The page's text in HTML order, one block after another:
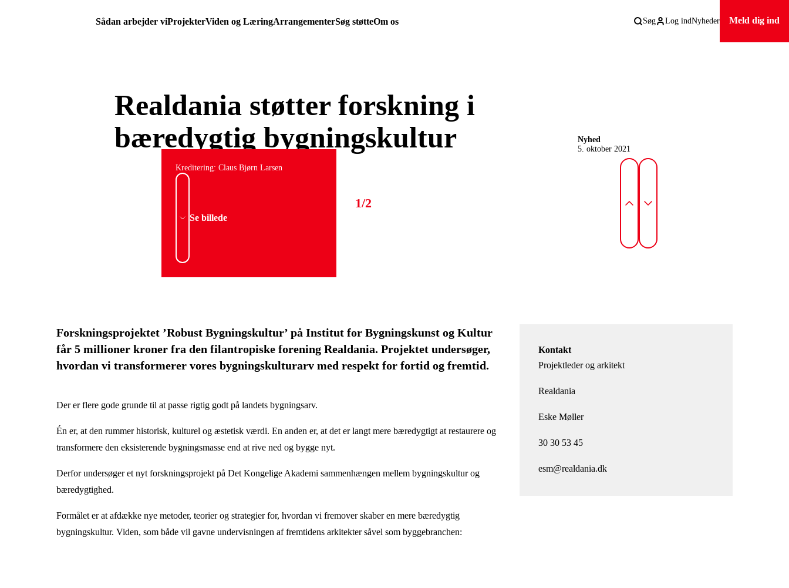
Sådan arbejder viProjekterViden og LæringArrangementerSøg støtteOm os Søg Log indNyheder Meld dig ind
Realdania støtter forskning i
bæredygtig bygningskultur
Nyhed
5. oktober 2021
Kreditering: Claus Bjørn Larsen
Se billede
1/2
Forskningsprojektet ’Robust Bygningskultur’ på Institut for Bygningskunst og Kultur
får 5 millioner kroner fra den filantropiske forening Realdania. Projektet undersøger,
hvordan vi transformerer vores bygningskulturarv med respekt for fortid og fremtid.
Der er flere gode grunde til at passe rigtig godt på landets bygningsarv.
Én er, at den rummer historisk, kulturel og æstetisk værdi. En anden er, at det er langt mere bæredygtigt at restaurere og
transformere den eksisterende bygningsmasse end at rive ned og bygge nyt.
Derfor undersøger et nyt forskningsprojekt på Det Kongelige Akademi sammenhængen mellem bygningskultur og
bæredygtighed.
Formålet er at afdække nye metoder, teorier og strategier for, hvordan vi fremover skaber en mere bæredygtig
bygningskultur. Viden, som både vil gavne undervisningen af fremtidens arkitekter såvel som byggebranchen:
Kontakt
Projektleder og arkitekt
Realdania
Eske Møller
30 30 53 45
esm@realdania.dk